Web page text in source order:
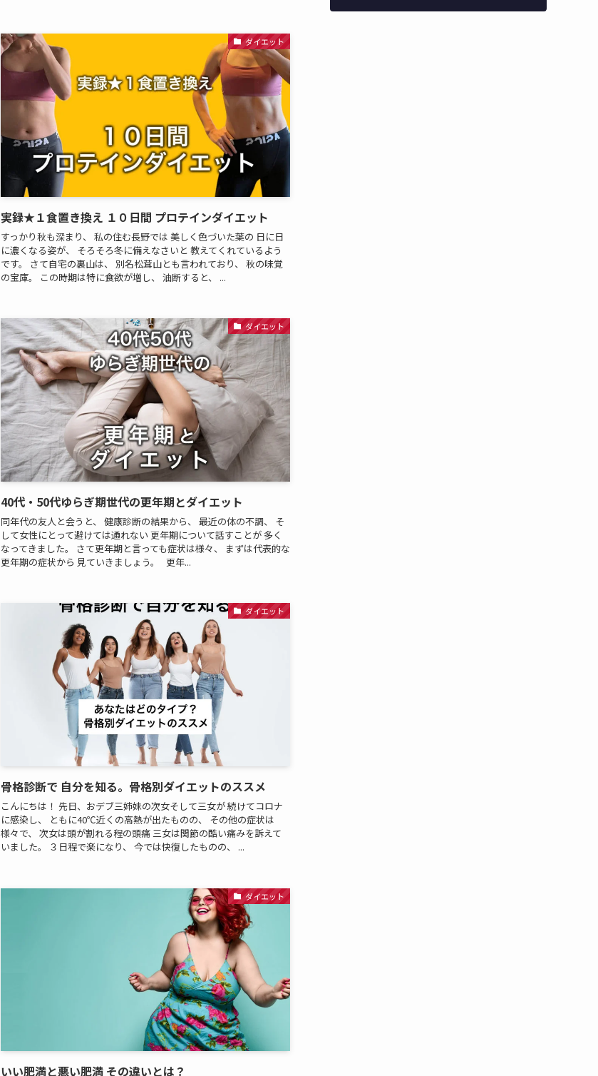
ダイエット
実録★１食置き換え １０日間 プロテインダイエット
すっかり秋も深まり、 私の住む長野では 美しく色づいた葉の 日に日
に濃くなる姿が、 そろそろ冬に備えなさいと 教えてくれているよう
です。 さて自宅の裏山は、 別名松茸山とも言われており、 秋の味覚
の宝庫。 この時期は特に食欲が増し、 油断すると、 ...
ダイエット
40代・50代ゆらぎ期世代の更年期とダイエット
同年代の友人と会うと、 健康診断の結果から、 最近の体の不調、 そ
して女性にとって避けては通れない 更年期について話すことが 多く
なってきました。 さて更年期と言っても症状は様々、 まずは代表的な
更年期の症状から 見ていきましょう。 更年...
ダイエット
骨格診断で 自分を知る。骨格別ダイエットのススメ
こんにちは！ 先日、おデブ三姉妹の次女そして三女が 続けてコロナ
に感染し、 ともに40℃近くの高熱が出たものの、 その他の症状は
様々で、 次女は頭が割れる程の頭痛 三女は関節の酷い痛みを訴えて
いました。 ３日程で楽になり、 今では快復したものの、 ...
ダイエット
いい肥満と悪い肥満 その違いとは？